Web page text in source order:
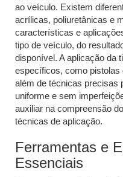
ao veículo. Existem
acrílicas, poliuretânicas e
características e
tipo de veículo, do
disponível. A aplicação da
específicos, como pistolas
além de técnicas precisas
uniforme e sem
auxiliar na compreensão
técnicas de aplicação.
Ferramentas e
Essenciais